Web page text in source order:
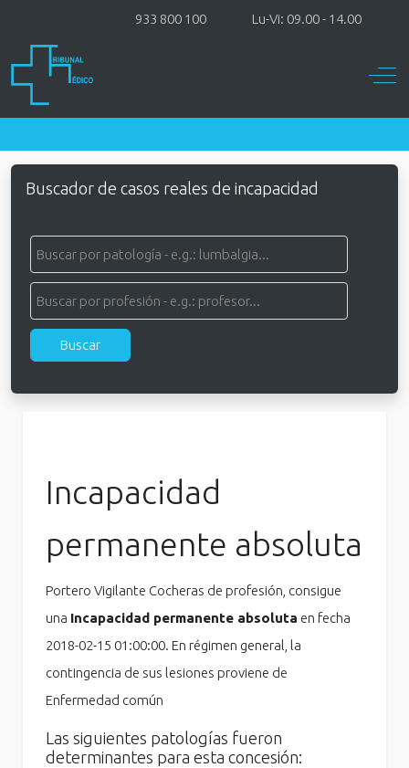
933 800 100 Lu-Vi: 09.00 - 14.00
Off-
Buscador de casos reales de incapacidad
Incapacidad
permanente absoluta
Portero Vigilante Cocheras de profesión, consigue
una Incapacidad permanente absoluta en fecha
2018-02-15 01:00:00. En régimen general, la
contingencia de sus lesiones proviene de
Enfermedad común
Las siguientes patologías fueron
determinantes para esta concesión: